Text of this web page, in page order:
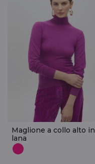
Maglione a collo alto in
lana